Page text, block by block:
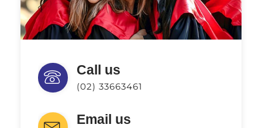
Call us
(02) 33663461
Email us